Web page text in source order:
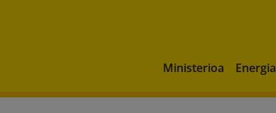
Ministerioa Energia